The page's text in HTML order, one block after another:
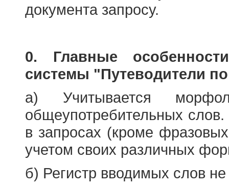
документа запросу.
0. Главные
системы "Путеводители
а) Учитывается
общеупотребительных
в запросах (кроме
учетом своих различных
б) Регистр вводимых слов